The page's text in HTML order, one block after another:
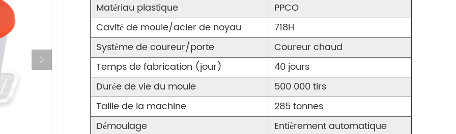
Matériau plastique
PPCO
Cavité de moule/acier de noyau
718H
Système de coureur/porte
Coureur chaud
Temps de fabrication (jour)
40 jours
Durée de vie du moule
500 000 tirs
Taille de la machine
285 tonnes
Démoulage
Entièrement automatique